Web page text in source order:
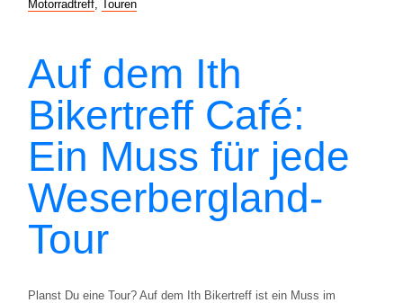
Motorradtreff Touren
Auf dem Ith
Bikertreff Café:
Ein Muss für jede
Weserbergland-
Tour
Planst Du eine Tour? Auf dem Ith Bikertreff ist ein Muss im